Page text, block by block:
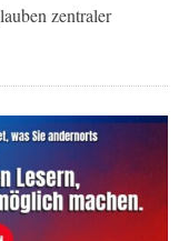
zentraler